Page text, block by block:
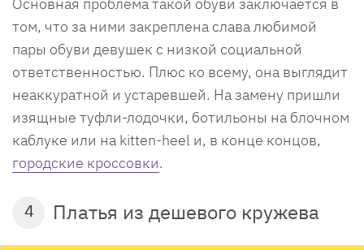
Основная проблема такой обуви заключается в
том, что за ними закреплена слава любимой
пары обуви девушек с низкой социальной
ответственностью. Плюс ко всему, она выглядит
неаккуратной и устаревшей. На замену пришли
изящные туфли-лодочки, ботильоны на блочном
каблуке или на kitten-heel и, в конце концов,
городские кроссовки.
4 Платья из дешевого кружева